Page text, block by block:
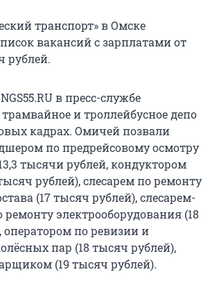
транспорт» в Омске
вакансий с зарплатами от
рублей.
в пресс-службе
и троллейбусное депо
кадрах. Омичей позвали
по предрейсовому осмотру
тысячи рублей, кондуктором
рублей), слесарем по ремонту
(17 тысяч рублей), слесарем-
электрооборудования (18
оператором по ревизии и
пар (18 тысяч рублей),
(19 тысяч рублей).